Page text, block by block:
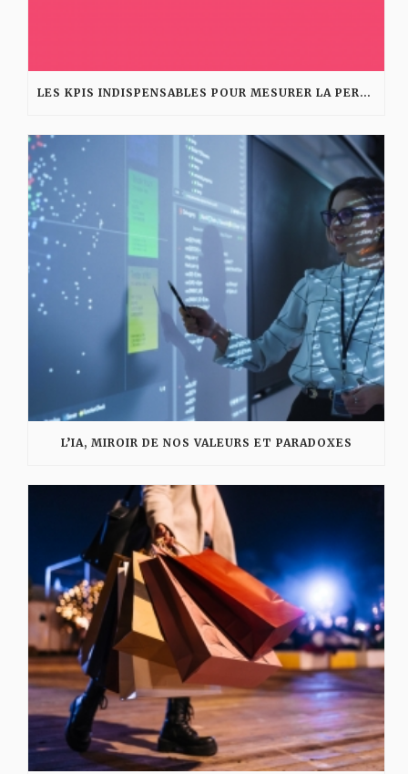
LES KPIS INDISPENSABLES POUR MESURER LA PERFORMANCE D’UNE AGENCE DIGITALE
L’IA, MIROIR DE NOS VALEURS ET PARADOXES